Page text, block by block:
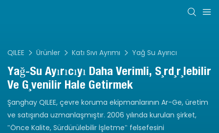
QILEE Ürünler Katı Sıvı Ayrımı Yağ Su Ayırıcı
Yağ-Su Ayırıcıyı Daha Verimli, Sürdürülebilir
Ve Güvenilir Hale Getirmek
Şanghay QILEE, çevre koruma ekipmanlarının Ar-Ge, üretim
ve satışında uzmanlaşmıştır. 2006 yılında kurulan şirket,
"Önce Kalite, Sürdürülebilir İşletme" felsefesini